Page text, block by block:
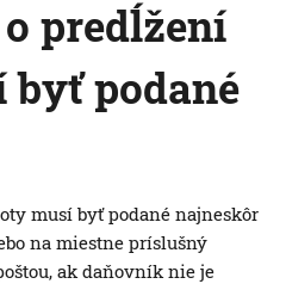
predĺžení
podané
musí byť podané najneskôr
na miestne príslušný
ak daňovník nie je